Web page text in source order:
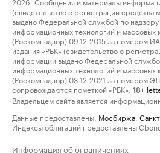
(свидетельство о регистрации
выдано Федеральной службой по надзору
информационных технологий и массовых
(Роскомнадзор) 09.12.2015 за номером
издания «РБК» (свидетельство о
информации выдано Федеральной
информационных технологий и массовых
(Роскомнадзор) 03.12.2021 за номером
сопровождаются пометкой «РБК».
18+
Владельцем сайта является
Данные предоставлены: Мосбиржа
Индексы облигаций предоставлены
Информация об ограничениях